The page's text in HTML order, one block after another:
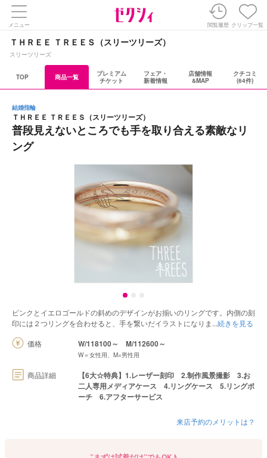
メニュー 閲覧履歴 クリップ一覧
ＴＨＲＥＥ ＴＲＥＥＳ（スリーツリーズ）
スリーツリーズ
TOP 商品一覧
プレミアム
チケット
フェア・
新着情報
店舗情報
&MAP
クチコミ
(64件)
結婚指輪
ＴＨＲＥＥ ＴＲＥＥＳ（スリーツリーズ）
普段見えないところでも手を取り合える素敵なリ
ング
ピンクとイエロゴールドの斜めのデザインがお揃いのリングです。内側の刻
印には２つリングを合わせると、手を繋いだイラストになりま
続きを見る
価格
W/118100～ M/112600～
W＝女性用、M=男性用
商品詳細
【6大☆特典】1.レーザー刻印 2.制作風景撮影 3.お
二人専用メディアケース 4.リングケース 5.リングポ
ーチ 6.アフターサービス
来店予約のメリットは？